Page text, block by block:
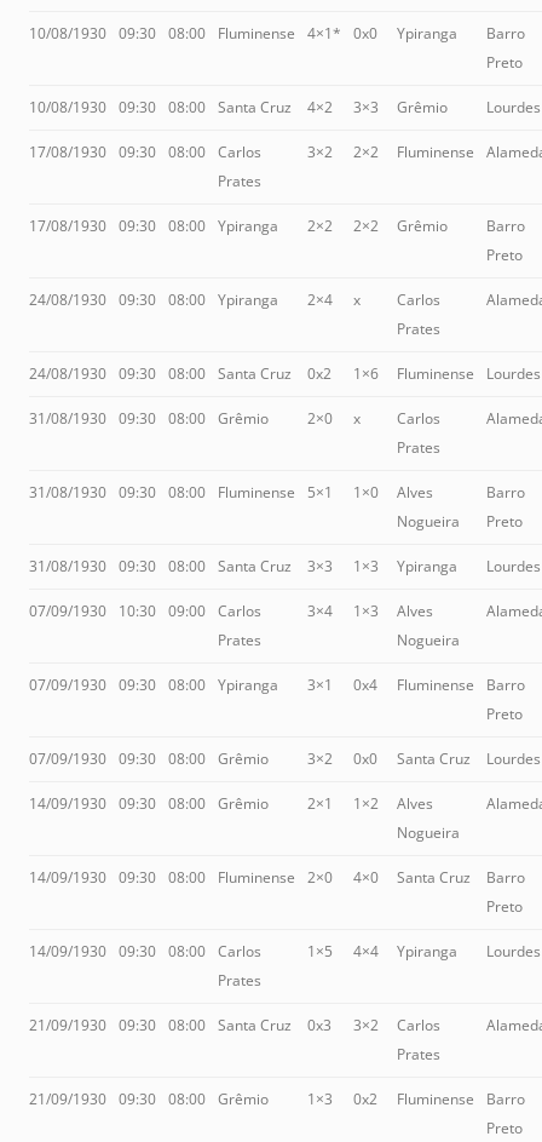
10/08/1930 09:30 08:00 Fluminense 4×1* 0x0 Ypiranga
Barro
Preto
10/08/1930 09:30 08:00 Santa Cruz 4×2 3×3 Grêmio Lourdes
17/08/1930 09:30 08:00 Carlos
Prates
3×2 2×2 Fluminense
17/08/1930 09:30 08:00 Ypiranga 2×2 2×2 Grêmio
Barro
Preto
24/08/1930 09:30 08:00 Ypiranga 2×4 x
Carlos
Prates
24/08/1930 09:30 08:00 Santa Cruz 0x2 1×6 Fluminense Lourdes
31/08/1930 09:30 08:00 Grêmio 2×0 x
Carlos
Prates
31/08/1930 09:30 08:00 Fluminense 5×1 1×0
Alves
Nogueira
Barro
Preto
31/08/1930 09:30 08:00 Santa Cruz 3×3 1×3 Ypiranga Lourdes
07/09/1930 10:30 09:00 Carlos
Prates
3×4 1×3
Alves
Nogueira
07/09/1930 09:30 08:00 Ypiranga 3×1 0x4 Fluminense
Barro
Preto
07/09/1930 09:30 08:00 Grêmio 3×2 0x0 Santa Cruz Lourdes
14/09/1930 09:30 08:00 Grêmio 2×1 1×2
Alves
Nogueira
14/09/1930 09:30 08:00 Fluminense 2×0 4×0 Santa Cruz
Barro
Preto
14/09/1930 09:30 08:00 Carlos
Prates
1×5 4×4 Ypiranga Lourdes
21/09/1930 09:30 08:00 Santa Cruz 0x3 3×2
Carlos
Prates
21/09/1930 09:30 08:00 Grêmio 1×3 0x2 Fluminense
Barro
Preto